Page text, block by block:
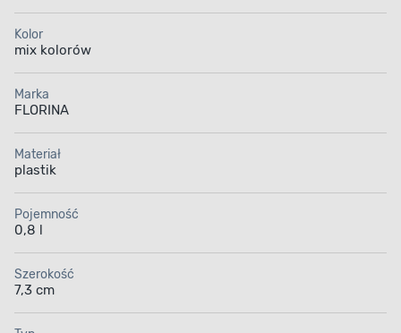
Kolor
mix kolorów
Marka
FLORINA
Materiał
plastik
Pojemność
0,8 l
Szerokość
7,3 cm